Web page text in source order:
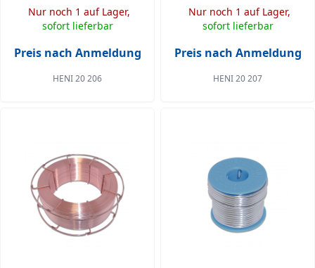
Nur noch 1 auf Lager,
sofort lieferbar
Preis nach Anmeldung
HENI 20 206
Nur noch 1 auf Lager,
sofort lieferbar
Preis nach Anmeldung
HENI 20 207